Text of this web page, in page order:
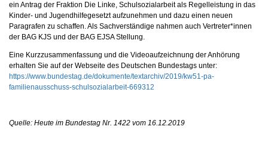
ein Antrag der Fraktion Die Linke, Schulsozialarbeit als Regelleistung in das
Kinder- und Jugendhilfegesetzt aufzunehmen und dazu einen neuen
Paragrafen zu schaffen. Als Sachverständige nahmen auch Vertreter*innen
der BAG KJS und der BAG EJSA Stellung.
Eine Kurzzusammenfassung und die Videoaufzeichnung der Anhörung
erhalten Sie auf der Webseite des Deutschen Bundestags unter:
https://www.bundestag.de/dokumente/textarchiv/2019/kw51-pa-
familienausschuss-schulsozialarbeit-669312
Quelle: Heute im Bundestag Nr. 1422 vom 16.12.2019